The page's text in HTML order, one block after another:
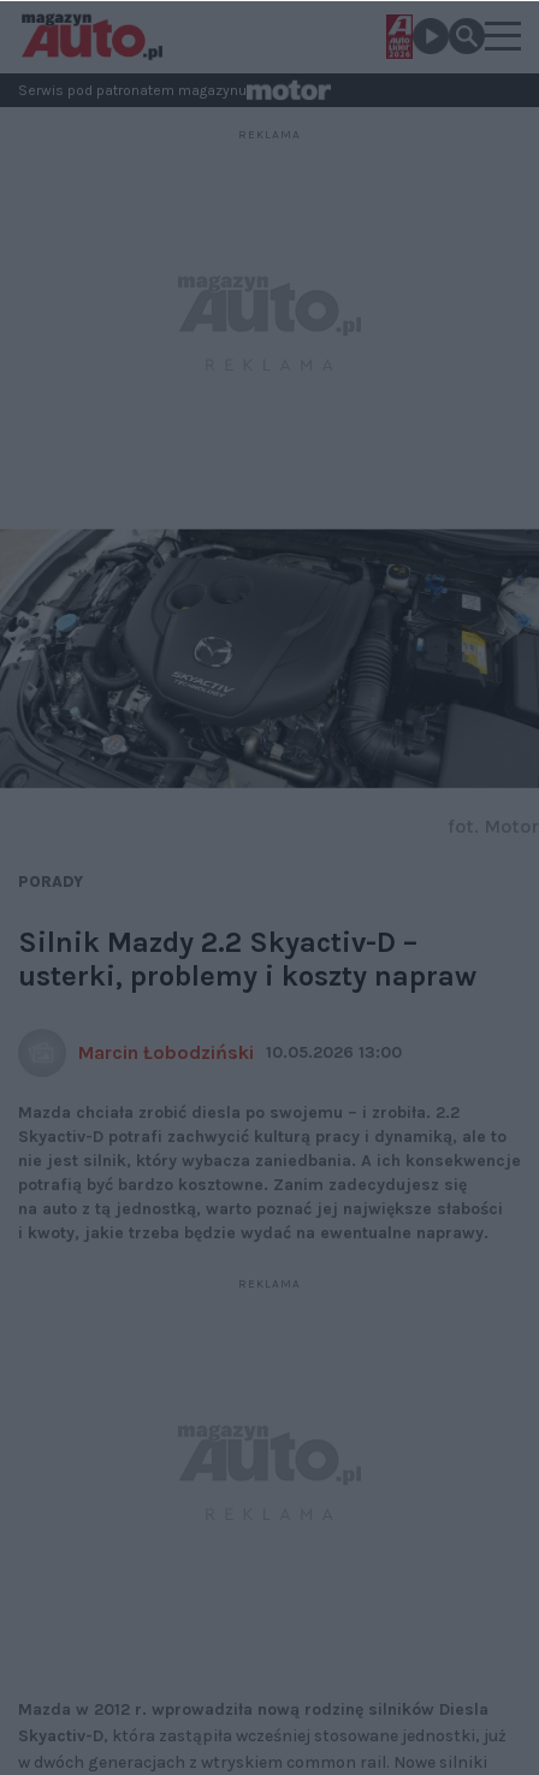
Serwis pod patronatem magazynu
PORADY
Silnik Mazdy 2.2 Skyactiv-D –
usterki, problemy i koszty napraw
Marcin Łobodziński 10.05.2026 13:00
Mazda chciała zrobić diesla po swojemu – i zrobiła. 2.2
Skyactiv-D potrafi zachwycić kulturą pracy i dynamiką, ale to
nie jest silnik, który wybacza zaniedbania. A ich konsekwencje
potrafią być bardzo kosztowne. Zanim zadecydujesz się
na auto z tą jednostką, warto poznać jej największe słabości
i kwoty, jakie trzeba będzie wydać na ewentualne naprawy.
Mazda w 2012 r. wprowadziła nową rodzinę silników Diesla
Skyactiv-D, która zastąpiła wcześniej stosowane jednostki, już
w dwóch generacjach z wtryskiem common rail. Nowe silniki